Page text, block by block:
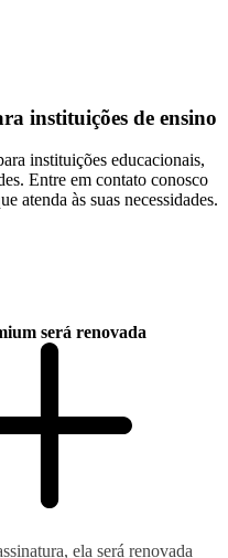
instituições de ensino
instituições educacionais,
Entre em contato conosco
atenda às suas necessidades.
será renovada
ela será renovada